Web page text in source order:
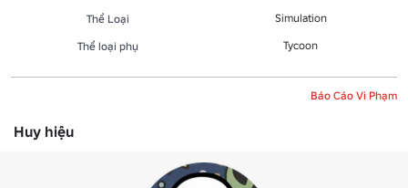
Thể Loại
Simulation
Thể loại phụ Tycoon
Báo Cáo Vi Phạm
Huy hiệu